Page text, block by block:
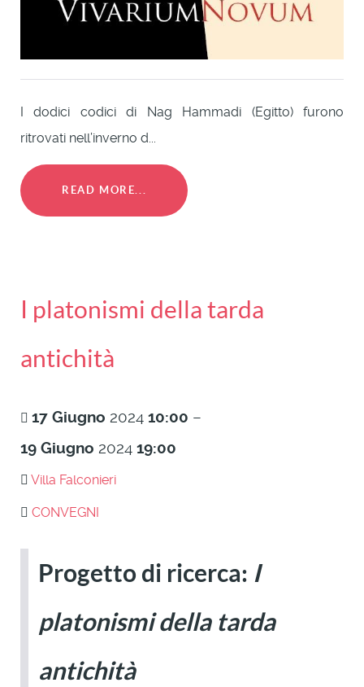
I dodici codici di Nag Hammadi (Egitto) furono
ritrovati nell’inverno d...
READ MORE...
I platonismi della tarda
antichità
17 Giugno 2024 10:00 –
19 Giugno 2024 19:00
Villa Falconieri
CONVEGNI
Progetto di ricerca: I
platonismi della tarda
antichità